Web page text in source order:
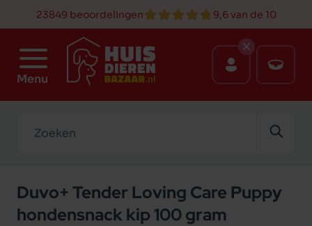
23849 beoordelingen 9,6 van de 10
Menu
Duvo+ Tender Loving Care Puppy
hondensnack kip 100 gram